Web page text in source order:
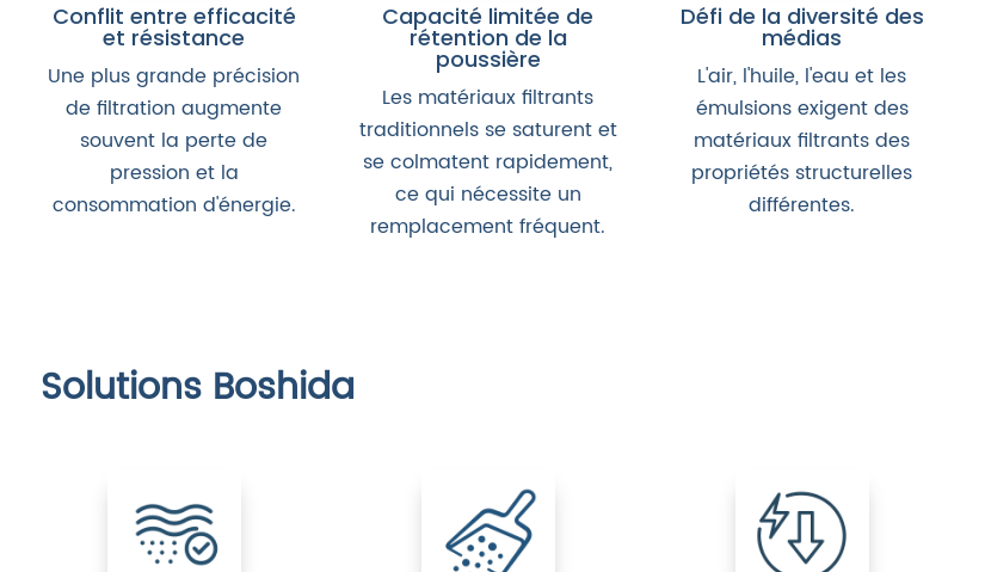
Conflit entre efficacité
et résistance
Une plus grande précision
de filtration augmente
souvent la perte de
pression et la
consommation d'énergie.
Capacité limitée de
rétention de la
poussière
Les matériaux filtrants
traditionnels se saturent et
se colmatent rapidement,
ce qui nécessite un
remplacement fréquent.
Défi de la diversité des
médias
L'air, l'huile, l'eau et les
émulsions exigent des
matériaux filtrants des
propriétés structurelles
différentes.
Solutions Boshida